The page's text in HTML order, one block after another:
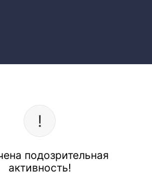
подозрительная
активность!